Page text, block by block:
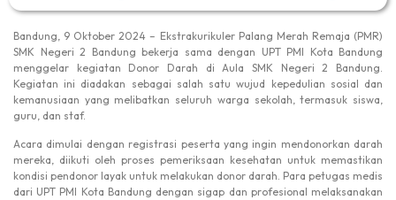
Bandung, 9 Oktober 2024 – Ekstrakurikuler Palang Merah Remaja (PMR)
SMK Negeri 2 Bandung bekerja sama dengan UPT PMI Kota Bandung
menggelar kegiatan Donor Darah di Aula SMK Negeri 2 Bandung.
Kegiatan ini diadakan sebagai salah satu wujud kepedulian sosial dan
kemanusiaan yang melibatkan seluruh warga sekolah, termasuk siswa,
guru, dan staf.
Acara dimulai dengan registrasi peserta yang ingin mendonorkan darah
mereka, diikuti oleh proses pemeriksaan kesehatan untuk memastikan
kondisi pendonor layak untuk melakukan donor darah. Para petugas medis
dari UPT PMI Kota Bandung dengan sigap dan profesional melaksanakan